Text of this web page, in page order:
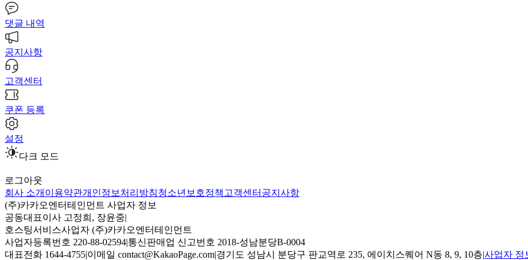
댓글 내역
공지사항
고객센터
쿠폰 등록
설정
다크 모드
로그아웃
회사 소개 이용약관개인정보처리방침청소년보호정책 고객센터 공지사항
(주)카카오엔터테인먼트 사업자 정보
공동대표이사 고정희, 장윤중|
호스팅서비스사업자 (주)카카오엔터테인먼트
사업자등록번호 220-88-02594|통신판매업 신고번호 2018-성남분당B-0004
대표전화 1644-4755|이메일 contact@KakaoPage.com|경기도 성남시 분당구 판교역로 235, 에이치스퀘어 N동 8, 9, 10층|사업자 정